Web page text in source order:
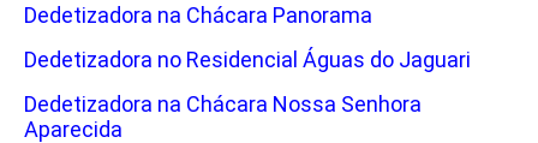
Dedetizadora na Chácara Panorama
Dedetizadora no Residencial Águas do Jaguari
Dedetizadora na Chácara Nossa Senhora
Aparecida